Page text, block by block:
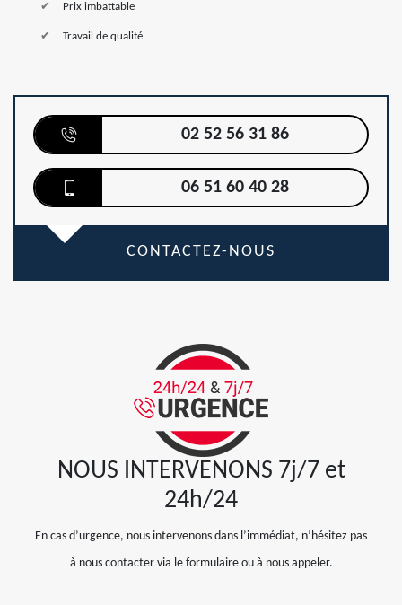
Prix imbattable
Travail de qualité
02 52 56 31 86
06 51 60 40 28
CONTACTEZ-NOUS
NOUS INTERVENONS 7j/7 et
24h/24
En cas d’urgence, nous intervenons dans l’immédiat, n’hésitez pas
à nous contacter via le formulaire ou à nous appeler.